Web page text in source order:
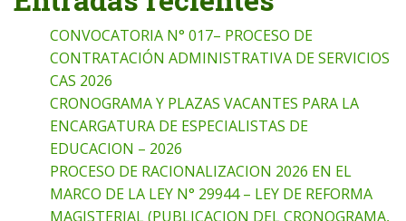
CONVOCATORIA N° 017– PROCESO DE
CONTRATACIÓN ADMINISTRATIVA DE SERVICIOS
CAS 2026
CRONOGRAMA Y PLAZAS VACANTES PARA LA
ENCARGATURA DE ESPECIALISTAS DE
EDUCACION – 2026
PROCESO DE RACIONALIZACION 2026 EN EL
MARCO DE LA LEY N° 29944 – LEY DE REFORMA
MAGISTERIAL (PUBLICACION DEL CRONOGRAMA,